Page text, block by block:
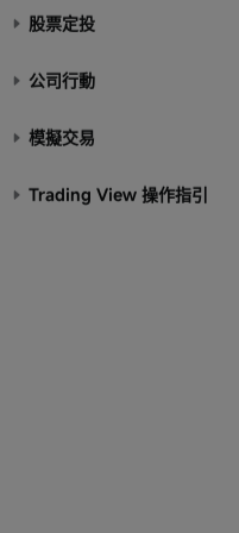
股票定投
公司行動
模擬交易
Trading View 操作指引